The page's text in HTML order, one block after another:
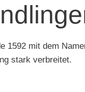
1592 mit dem
stark verbreitet.